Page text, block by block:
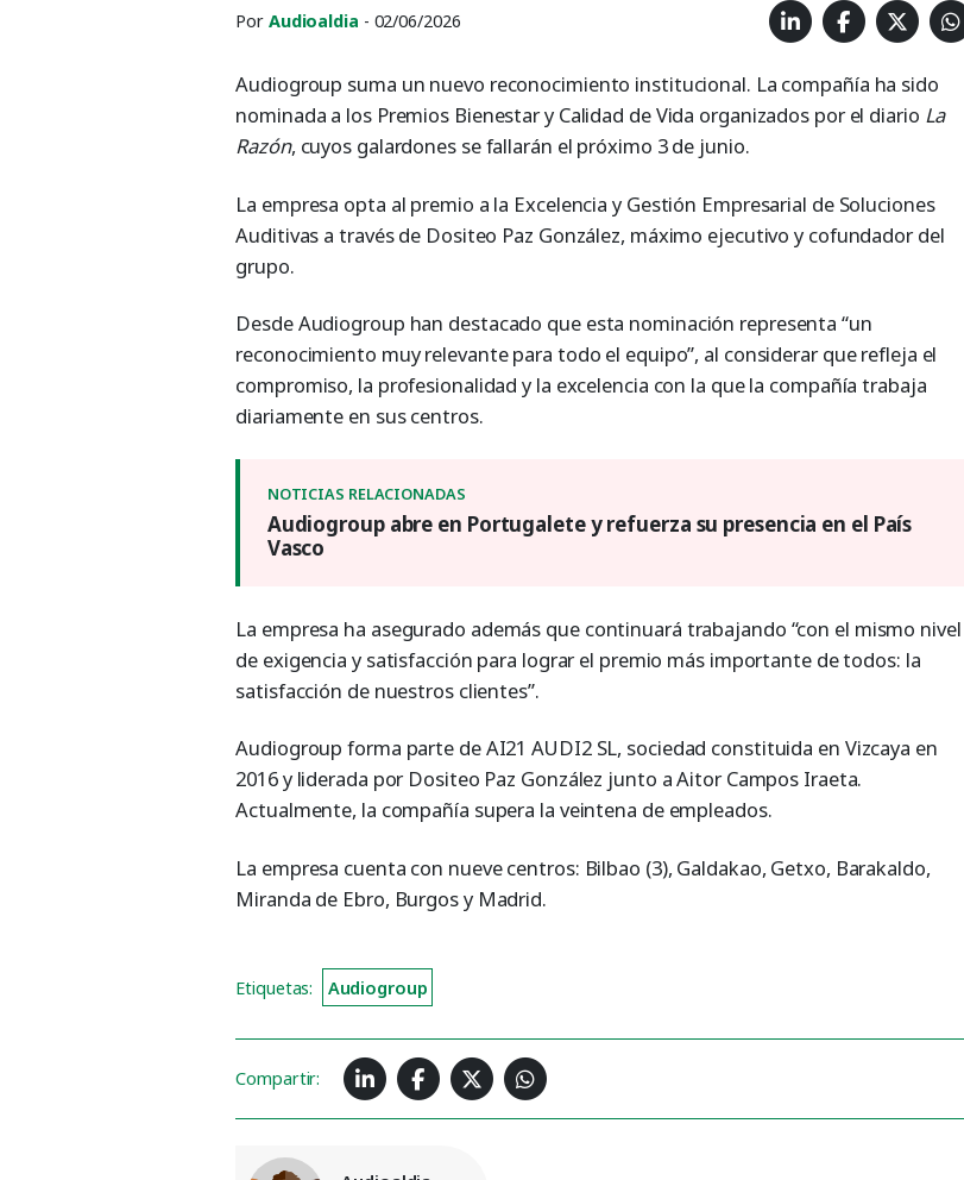
Por Audioaldia - 02/06/2026
Audiogroup suma un nuevo reconocimiento institucional. La compañía ha sido
nominada a los Premios Bienestar y Calidad de Vida organizados por el diario La
Razón, cuyos galardones se fallarán el próximo 3 de junio.
La empresa opta al premio a la Excelencia y Gestión Empresarial de Soluciones
Auditivas a través de Dositeo Paz González, máximo ejecutivo y cofundador del
grupo.
Desde Audiogroup han destacado que esta nominación representa “un
reconocimiento muy relevante para todo el equipo”, al considerar que refleja el
compromiso, la profesionalidad y la excelencia con la que la compañía trabaja
diariamente en sus centros.
Audiogroup abre en Portugalete y refuerza su presencia en el País
Vasco
La empresa ha asegurado además que continuará trabajando “con el mismo nivel
de exigencia y satisfacción para lograr el premio más importante de todos: la
satisfacción de nuestros clientes”.
Audiogroup forma parte de AI21 AUDI2 SL, sociedad constituida en Vizcaya en
2016 y liderada por Dositeo Paz González junto a Aitor Campos Iraeta.
Actualmente, la compañía supera la veintena de empleados.
La empresa cuenta con nueve centros: Bilbao (3), Galdakao, Getxo, Barakaldo,
Miranda de Ebro, Burgos y Madrid.
Etiquetas: Audiogroup
Compartir: